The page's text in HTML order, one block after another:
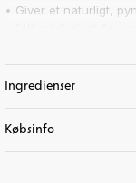
• Giver et naturligt,
• Lette og komfortable
• Passer til både
• Perfekte til stacking
• guldøreringe med sten
• små hoops til
Ingredienser
Købsinfo